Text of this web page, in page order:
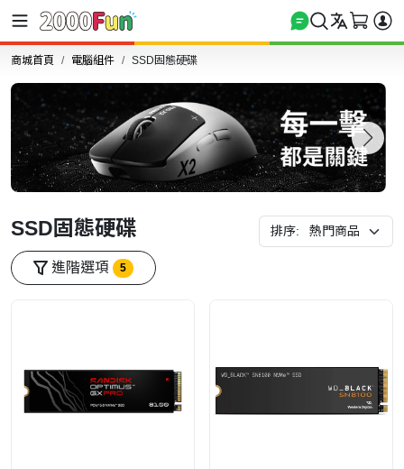
商城首頁 電腦組件 SSD固態硬碟
SSD固態硬碟 排序:
進階選項 5